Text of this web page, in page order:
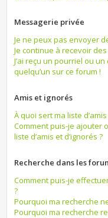
Messagerie privée
Je ne peux pas envoyer
Je continue à recevoir
J’ai reçu un pourriel ou
quelqu’un sur ce forum !
Amis et ignorés
À quoi sert ma liste
Comment puis-je ajouter
liste d’amis et d’ignorés ?
Recherche dans les
Comment puis-je
?
Pourquoi ma recherche
Pourquoi ma recherche